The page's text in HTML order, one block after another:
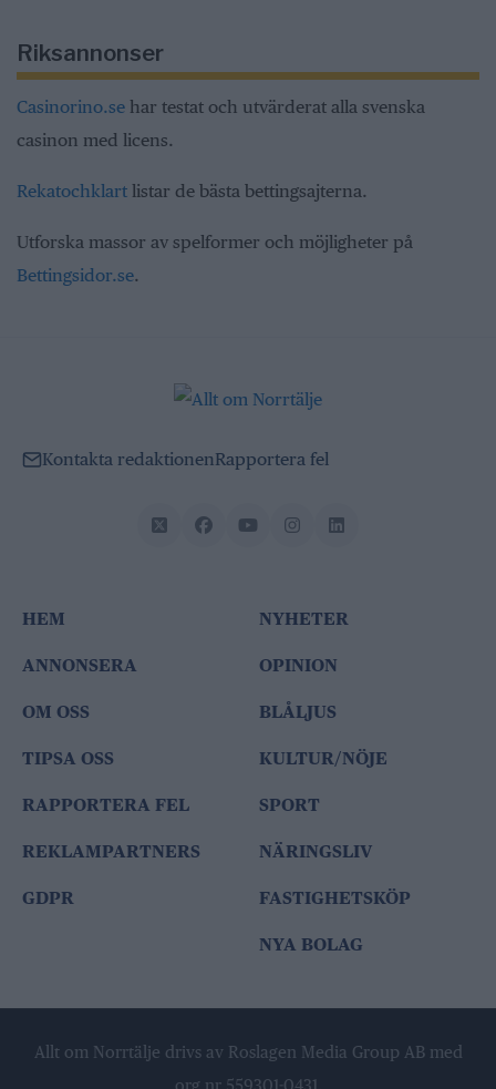
Riksannonser
Casinorino.se har testat och utvärderat alla svenska
casinon med licens.
Rekatochklart listar de bästa bettingsajterna.
Utforska massor av spelformer och möjligheter på
Bettingsidor.se.
Kontakta redaktionenRapportera fel
HEM
ANNONSERA
OM OSS
TIPSA OSS
RAPPORTERA FEL
REKLAMPARTNERS
GDPR
NYHETER
OPINION
BLÅLJUS
KULTUR/NÖJE
SPORT
NÄRINGSLIV
FASTIGHETSKÖP
NYA BOLAG
Allt om Norrtälje drivs av Roslagen Media Group AB med